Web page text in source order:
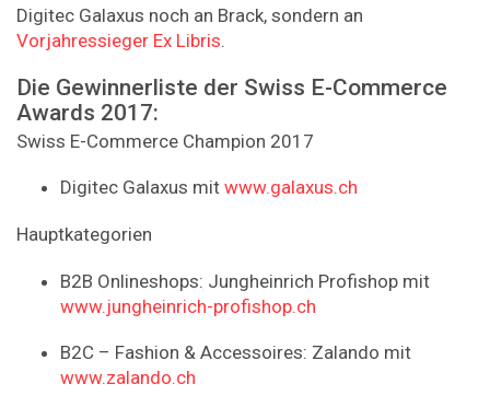
Digitec Galaxus noch an Brack, sondern an
Vorjahressieger Ex Libris.
Die Gewinnerliste der Swiss E-Commerce
Awards 2017:
Swiss E-Commerce Champion 2017
Digitec Galaxus mit www.galaxus.ch
Hauptkategorien
B2B Onlineshops: Jungheinrich Profishop mit
www.jungheinrich-profishop.ch
B2C – Fashion & Accessoires: Zalando mit
www.zalando.ch